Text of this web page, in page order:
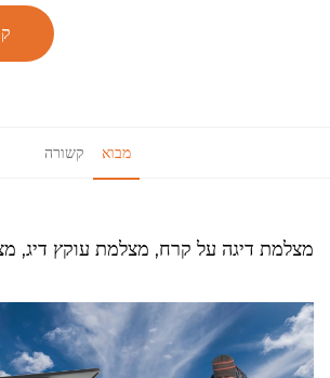
מבוא קשורה
מצלמת דיגה על קרח, מצלמת עוקץ דיג,